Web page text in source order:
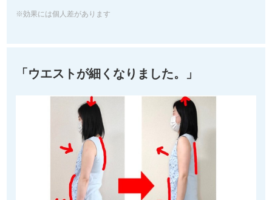
※効果には個人差があります
「ウエストが細くなりました。」